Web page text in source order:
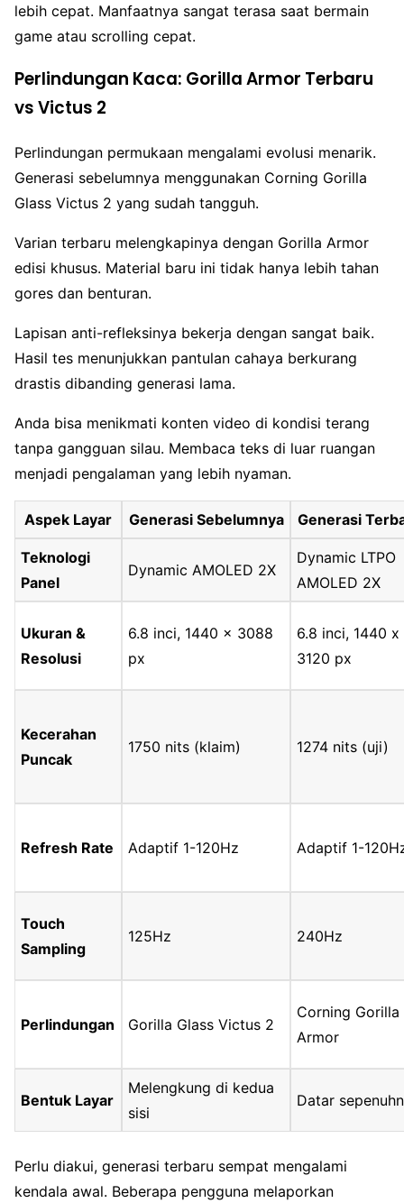
lebih cepat. Manfaatnya sangat terasa saat bermain
game atau scrolling cepat.
Perlindungan Kaca: Gorilla Armor Terbaru
vs Victus 2
Perlindungan permukaan mengalami evolusi menarik.
Generasi sebelumnya menggunakan Corning Gorilla
Glass Victus 2 yang sudah tangguh.
Varian terbaru melengkapinya dengan Gorilla Armor
edisi khusus. Material baru ini tidak hanya lebih tahan
gores dan benturan.
Lapisan anti-refleksinya bekerja dengan sangat baik.
Hasil tes menunjukkan pantulan cahaya berkurang
drastis dibanding generasi lama.
Anda bisa menikmati konten video di kondisi terang
tanpa gangguan silau. Membaca teks di luar ruangan
menjadi pengalaman yang lebih nyaman.
Aspek Layar Generasi Sebelumnya Generasi
Teknologi
Panel
Dynamic AMOLED 2X
Dynamic LTPO
AMOLED 2X
Ukuran &
Resolusi
6.8 inci, 1440 x 3088
px
6.8 inci, 1440 x
3120 px
Kecerahan
Puncak
1750 nits (klaim) 1274 nits (uji)
Refresh Rate Adaptif 1-120Hz Adaptif 1-
Touch
Sampling
125Hz 240Hz
Perlindungan Gorilla Glass Victus 2
Corning Gorilla
Armor
Bentuk Layar
Melengkung di kedua
sisi
Datar
Perlu diakui, generasi terbaru sempat mengalami
kendala awal. Beberapa pengguna melaporkan